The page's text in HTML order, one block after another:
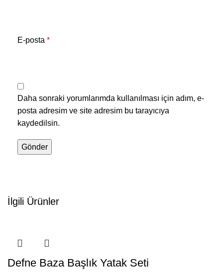
E-posta *
Daha sonraki yorumlarımda kullanılması için adım, e-
posta adresim ve site adresim bu tarayıcıya
kaydedilsin.
İlgili Ürünler
Defne Baza Başlık Yatak Seti